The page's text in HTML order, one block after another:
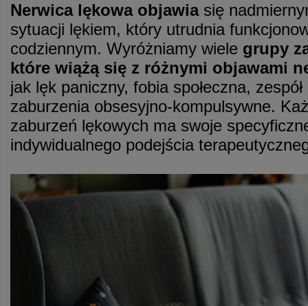
Nerwica lękowa objawiasię
sytuacji lękiem, który utrudnia
codziennym. Wyróżniamy wiele grupy
które wiążą się z różnymi objawami
jak lęk paniczny, fobia społeczna,
zaburzenia obsesyjno-kompulsywne.
zaburzeń lękowych ma swoje
indywidualnego podejścia